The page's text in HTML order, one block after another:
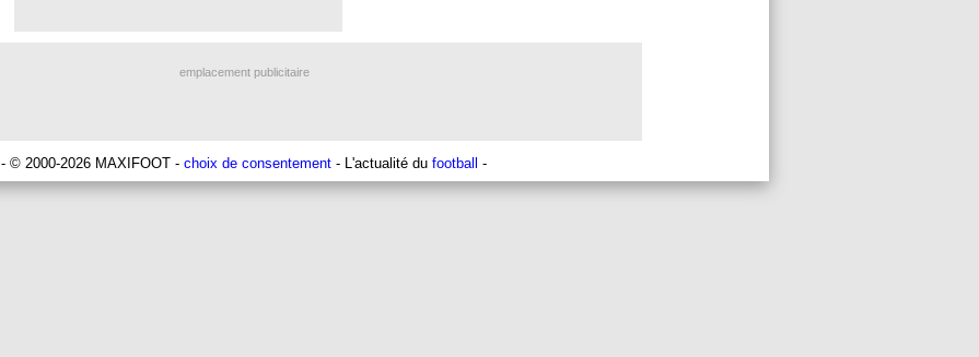
emplacement publicitaire
- © 2000-2026 MAXIFOOT - choix de consentement - L'actualité du football -